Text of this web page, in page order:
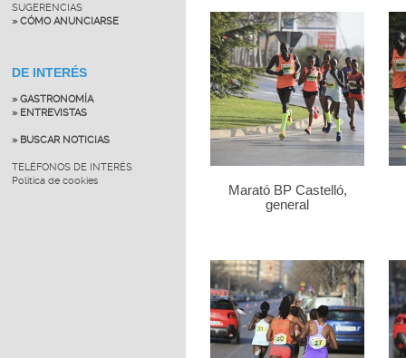
SUGERENCIAS
» CÓMO ANUNCIARSE
DE INTERÉS
» GASTRONOMÍA
» ENTREVISTAS
» BUSCAR NOTICIAS
TELÉFONOS DE INTERÉS
Política de cookies
Marató BP Castelló,
general